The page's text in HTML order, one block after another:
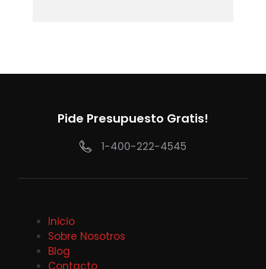
Pide Presupuesto Gratis!
1-400-222-4545
Inicio
Sobre Nosotros
Blog
Contacto